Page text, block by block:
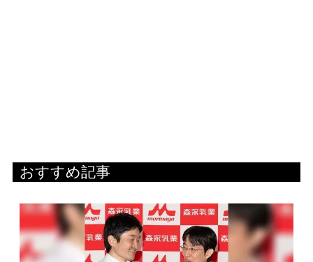
おすすめ記事